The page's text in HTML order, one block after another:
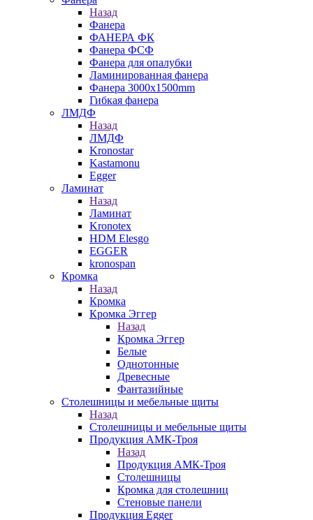
Назад
Фанера
ФАНЕРА ФК
Фанера ФСФ
Фанера для опалубки
Ламинированная фанера
Фанера 3000х1500mm
Гибкая фанера
ЛМДФ
Назад
ЛМДФ
Kronostar
Kastamonu
Egger
Ламинат
Назад
Ламинат
Kronotex
HDM Elesgo
EGGER
kronospan
Кромка
Назад
Кромка
Кромка Эггер
Назад
Кромка Эггер
Белые
Однотонные
Древесные
Фантазийные
Столешницы и мебельные щиты
Назад
Столешницы и мебельные щиты
Продукция АМК-Троя
Назад
Продукция АМК-Троя
Столешницы
Кромка для столешниц
Стеновые панели
Продукция Egger